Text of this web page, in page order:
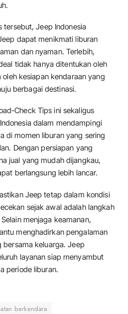
tersebut, Jeep Indonesia
dapat menikmati liburan
dan nyaman. Terlebih,
tidak hanya ditentukan oleh
kesiapan kendaraan yang
berbagai destinasi.
Check Tips ini sekaligus
dalam mendampingi
di momen liburan yang sering
Dengan persiapan yang
jual yang mudah dijangkau,
berlangsung lebih lancar.
Jeep tetap dalam kondisi
sejak awal adalah langkah
menjaga keamanan,
menghadirkan pengalaman
bersama keluarga. Jeep
layanan siap menyambut
periode liburan.
berkendara